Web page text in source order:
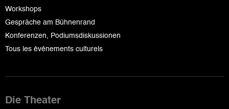
Workshops
Gespräche am Bühnenrand
Konferenzen, Podiumsdiskussionen
Tous les événements culturels
Die Theater